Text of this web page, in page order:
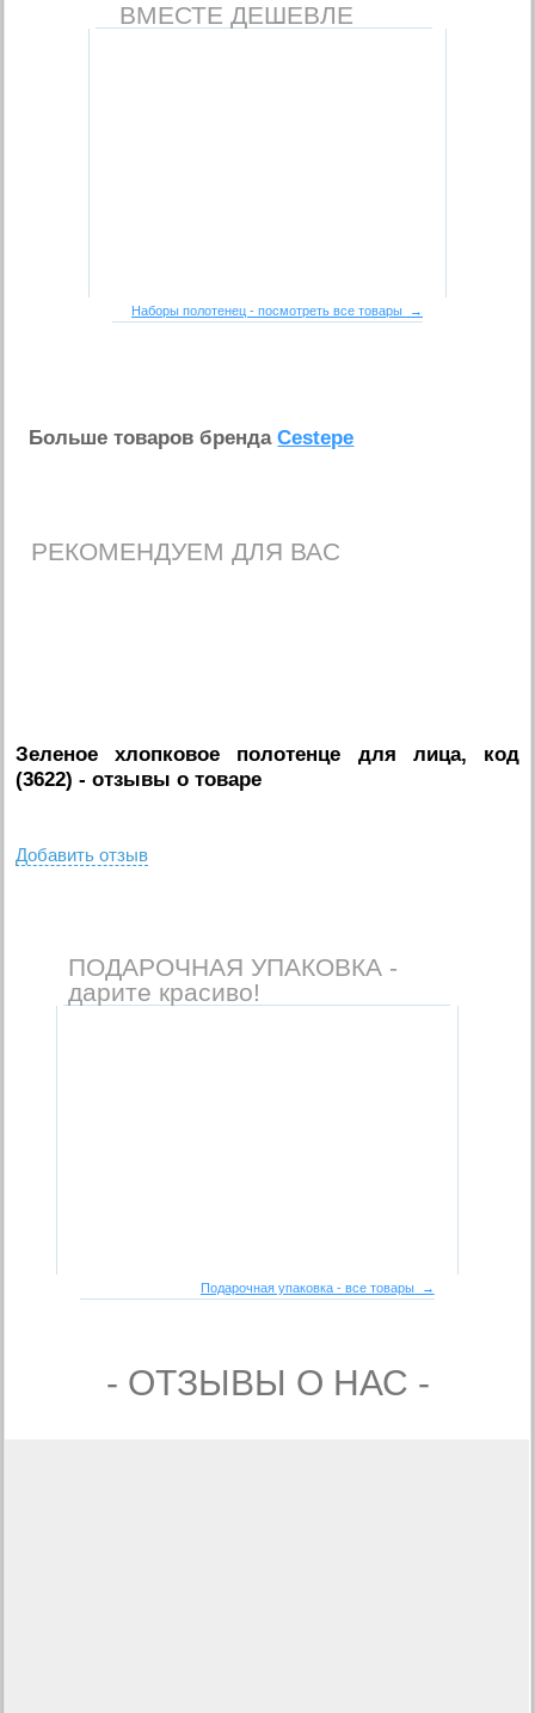
ВМЕСТЕ ДЕШЕВЛЕ
Наборы полотенец - посмотреть все товары →
Больше товаров брендаCestepe
РЕКОМЕНДУЕМ ДЛЯ ВАС
Зеленое хлопковое полотенце для лица, код
(3622) - отзывы о товаре
Добавить отзыв
ПОДАРОЧНАЯ УПАКОВКА -
дарите красиво!
Подарочная упаковка - все товары →
- ОТЗЫВЫ О НАС -